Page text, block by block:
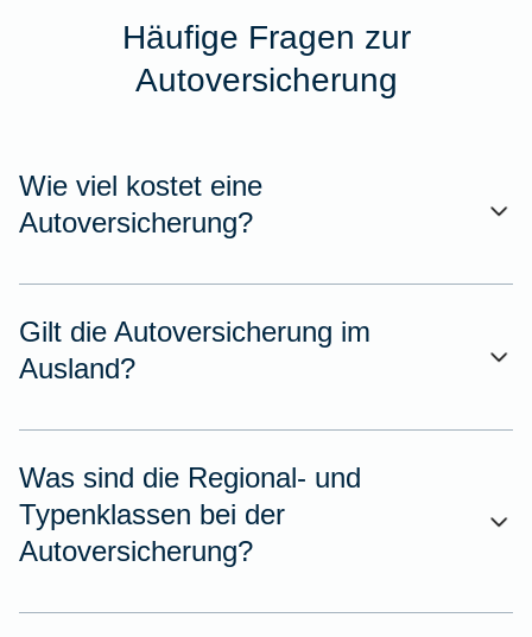
Häufige Fragen zur
Autoversicherung
Wie viel kostet eine
Autoversicherung?
Gilt die Autoversicherung im
Ausland?
Was sind die Regional- und
Typenklassen bei der
Autoversicherung?